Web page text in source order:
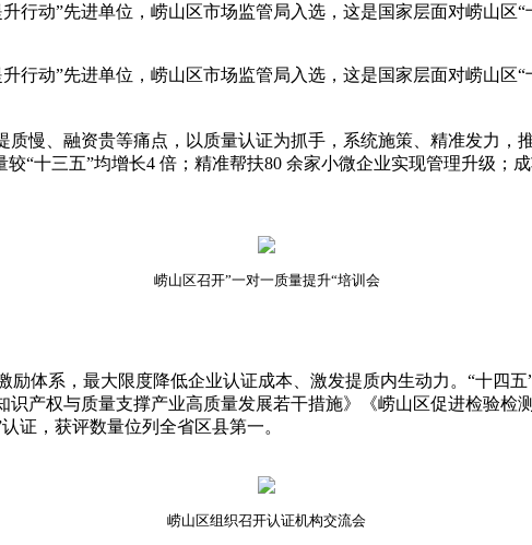
动”先进单位，崂山区市场监管局入选，这是国家层面对崂山区
动”先进单位，崂山区市场监管局入选，这是国家层面对崂山区
、融资贵等痛点，以质量认证为抓手，系统施策、精准发力，
“十三五”均增长4 倍；精准帮扶80 余家小微企业实现管理升级；
崂山区召开”一对一质量提升“培训会
系，最大限度降低企业认证成本、激发提质内生动力。“十四
产权与质量支撑产业高质量发展若干措施》《崂山区促进检验检
证，获评数量位列全省区县第一。
崂山区组织召开认证机构交流会